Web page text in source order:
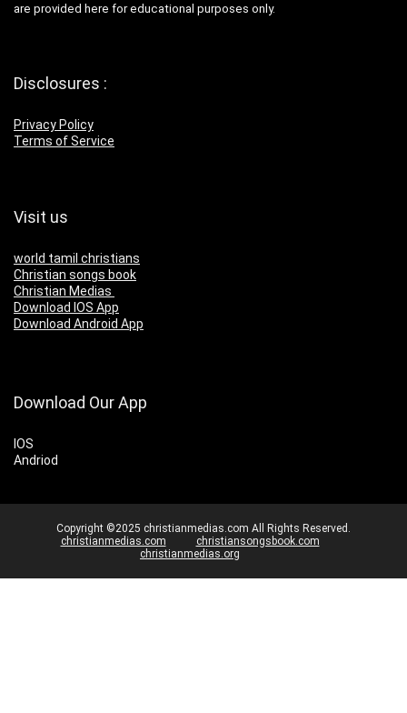
are provided here for educational purposes only.
Disclosures :
Privacy Policy
Terms of Service
Visit us
world tamil christians
Christian songs book
Christian Medias
Download IOS App
Download Android App
Download Our App
IOS
Andriod
Copyright ©2025 christianmedias.com All Rights Reserved.
christianmedias.com
christiansongsbook.com
christianmedias.org